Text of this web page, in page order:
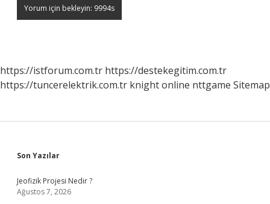
https://istforum.com.tr https://destekegitim.com.tr
https://tuncerelektrik.com.tr knight online nttgame Sitemap
Sidebar
Son Yazılar
Jeofizik Projesi Nedir ?
Ağustos 7, 2026